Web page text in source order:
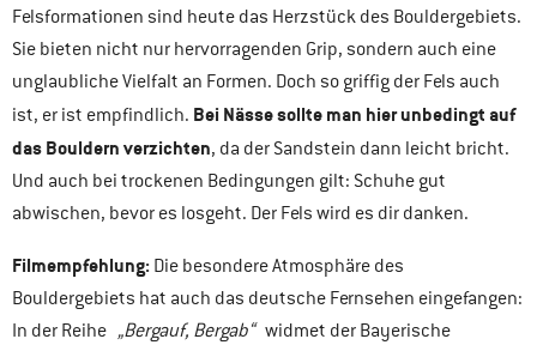
Felsformationen sind heute das Herzstück des Bouldergebiets.
Sie bieten nicht nur hervorragenden Grip, sondern auch eine
unglaubliche Vielfalt an Formen. Doch so griffig der Fels auch
ist, er ist empfindlich. Bei Nässe sollte man hier unbedingt auf
das Bouldern verzichten, da der Sandstein dann leicht bricht.
Und auch bei trockenen Bedingungen gilt: Schuhe gut
abwischen, bevor es losgeht. Der Fels wird es dir danken.
Filmempfehlung: Die besondere Atmosphäre des
Bouldergebiets hat auch das deutsche Fernsehen eingefangen:
In der Reihe „Bergauf, Bergab“widmet der Bayerische